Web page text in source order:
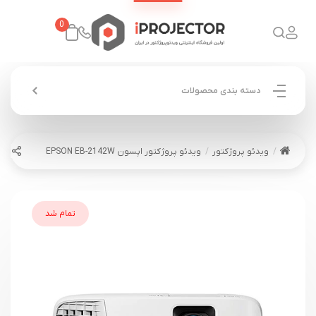
0
دسته بندی محصولات
ویدئو پروژکتور ویدئو پروژکتور اپسون EPSON EB-2142W
تمام شد